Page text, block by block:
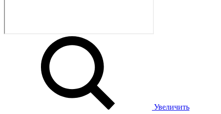
Увеличить